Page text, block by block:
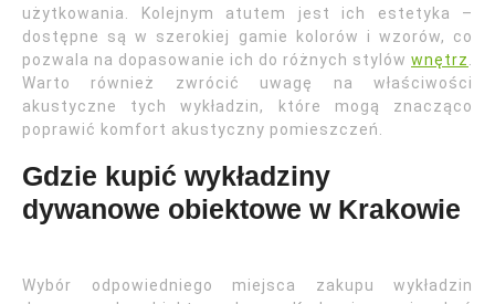
użytkowania. Kolejnym atutem jest ich estetyka –
dostępne są w szerokiej gamie kolorów i wzorów, co
pozwala na dopasowanie ich do różnych stylów wnętrz
Warto również zwrócić uwagę na właściwości
akustyczne tych wykładzin, które mogą znacząco
poprawić komfort akustyczny pomieszczeń.
Gdzie kupić wykładziny
dywanowe obiektowe w Krakowie
Wybór odpowiedniego miejsca zakupu wykładzin